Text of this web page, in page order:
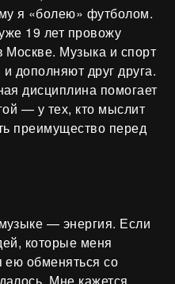
я «болею» футболом.
19 лет провожу
Москве. Музыка и спорт
дополняют друг друга.
дисциплина помогает
— у тех, кто мыслит
преимущество перед
— энергия. Если
которые меня
ею обменяться со
Мне кажется,